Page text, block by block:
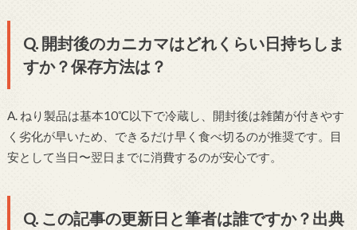
Q. 開封後のカニカマはどれくらい日持ちしま
すか？保存方法は？
A. ねり製品は基本10℃以下で冷蔵し、開封後は雑菌が付きやす
く劣化が早いため、できるだけ早く食べ切るのが推奨です。目
安として当日〜翌日までに消費するのが安心です。
Q. この記事の更新日と筆者は誰ですか？出典